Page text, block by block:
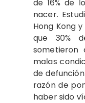
de 16% de
nacer.
Hong Kong
que 30%
sometieron
malas
de
razón de
haber sido